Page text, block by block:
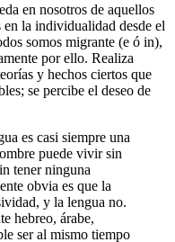
en nosotros de aquellos
en la individualidad desde el
somos migrante (e ó in),
por ello. Realiza
y hechos ciertos que
se percibe el deseo de
es casi siempre una
puede vivir sin
tener ninguna
obvia es que la
y la lengua no.
hebreo, árabe,
ser al mismo tiempo